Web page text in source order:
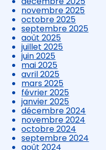
novembre 2025
octobre 2025
septembre 2025
août 2025
juillet 2025
juin 2025
mai 2025
avril 2025
mars 2025
février 2025
janvier 2025
décembre 2024
novembre 2024
octobre 2024
septembre 2024
août 2024